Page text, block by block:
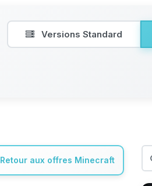
Versions Standard
Retour aux offres Minecraft